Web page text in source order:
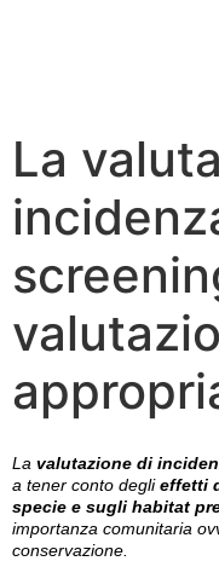
La
La valutazione di
a tener conto deglieffetti
specie e sugli habitat
importanza comunitaria
conservazione.